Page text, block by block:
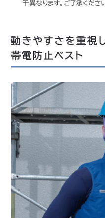
干異なります。ご了承くださ
動きやすさを重視
帯電防止ベスト